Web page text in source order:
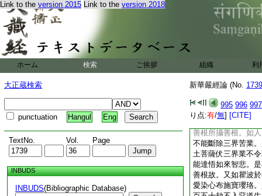
Link to the version 2015 Link to the version 2018
ホーム 検索 ご挨拶 組織 利
大正蔵検索
punctuation Hangul Eng
TextNo. Vol. Page
INBUDS
INBUDS(Bibliographic Database)
新華嚴經論 (No.
995 996 997
り点:有/無] [CITE]
現法界光明講堂者
遍周故。周遍推求
勝進。釋氏女者姓
子座者。無染行也
悲智。王所生已下
已下談其瞿波及婇
財至瞿波所申請所
下具明次下善財所
所攝善根善根所攝
又如世有行非復能
行邪行是見亦是邪
善根所攝善根。如
不能斷除三界苦業
土菩薩伏三界業不
能達悟如來智悲。
善根故。又如瞿波
愛染心布施寶瓔珞